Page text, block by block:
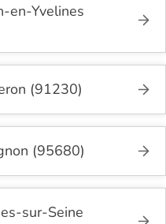
en-Yvelines
(91230)
(95680)
sur-Seine